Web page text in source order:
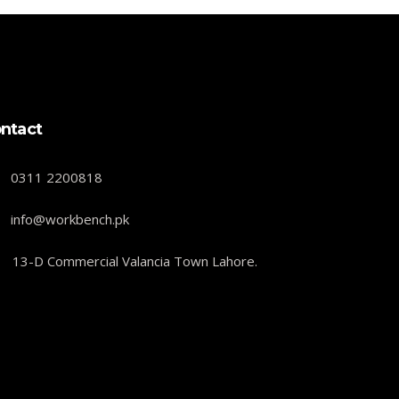
0311 2200818
info@workbench.pk
13-D Commercial Valancia Town Lahore.